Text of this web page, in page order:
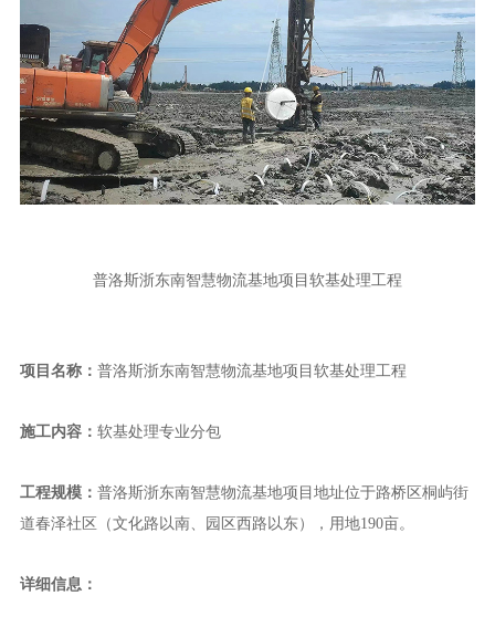
普洛斯浙东南智慧物流基地项目软基处理工程
项目名称： 普洛斯浙东南智慧物流基地项目软基处理工程
施工内容： 软基处理专业分包
工程规模： 普洛斯浙东南智慧物流基地项目地址位于路桥区桐屿街
道春泽社区（文化路以南、园区西路以东），用地190亩。
详细信息：